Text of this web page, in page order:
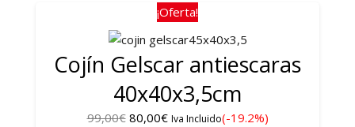
125,00€.79,00€.
¡Oferta!
Cojín Gelscar antiescaras
40x40x3,5cm
99,00€ El
80,00€ElIva Incluido(-19.2%)